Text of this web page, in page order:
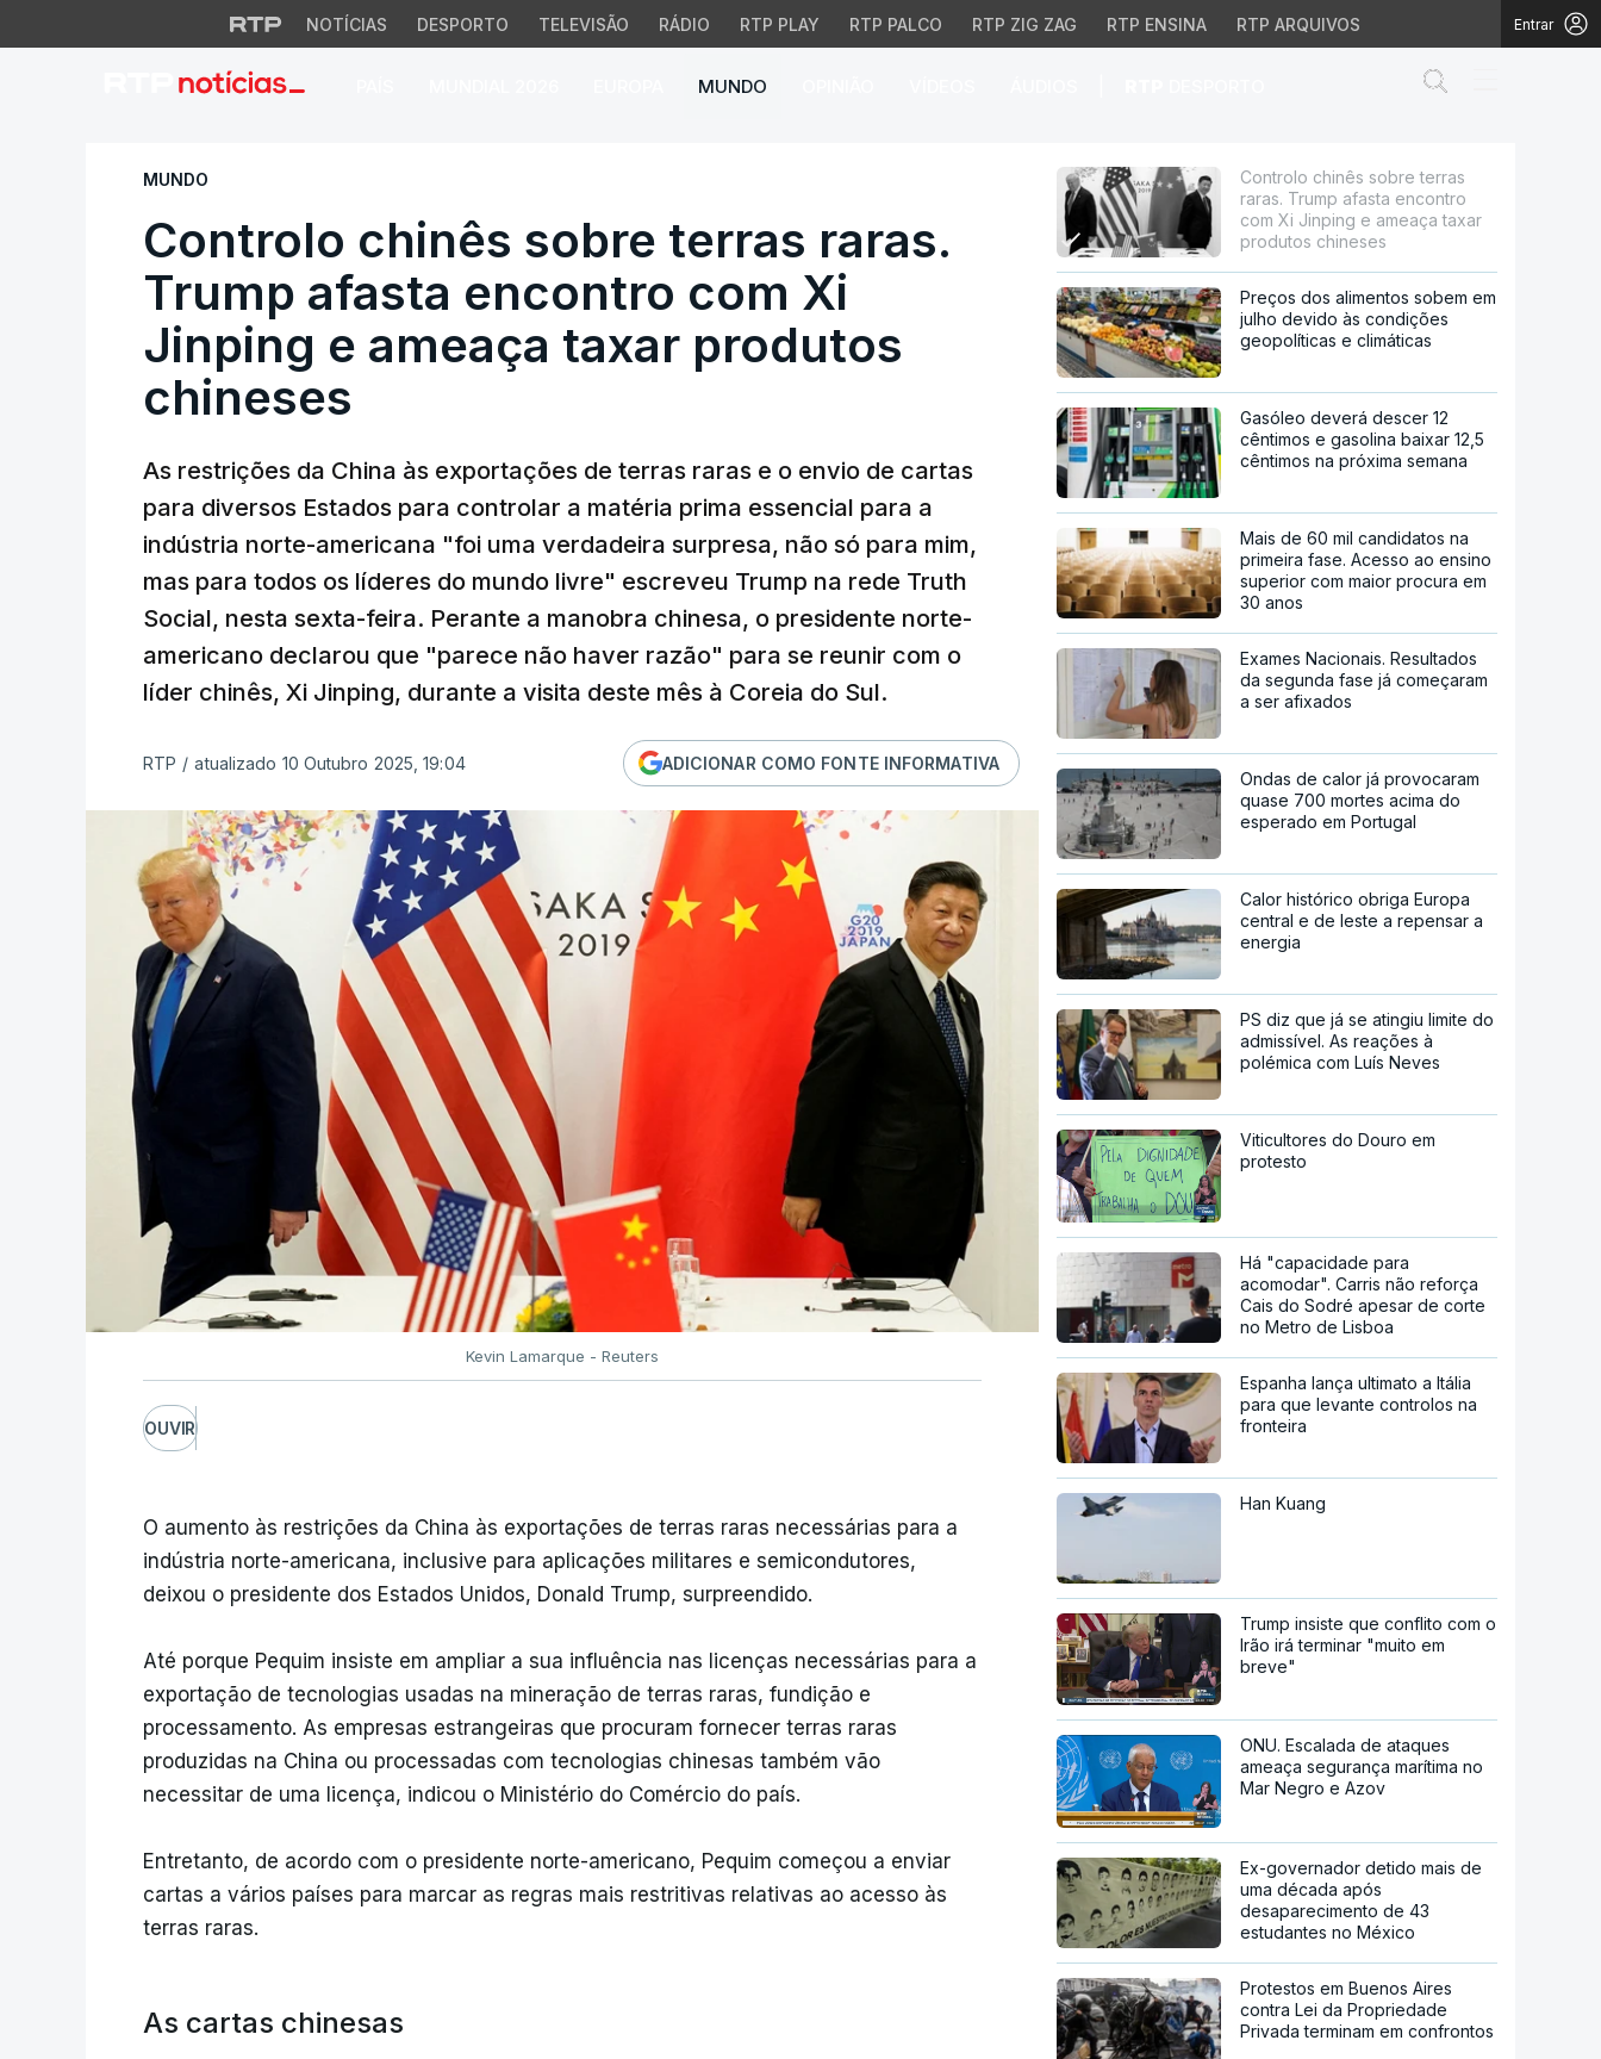
NOTÍCIAS DESPORTO TELEVISÃO RÁDIO RTP PLAY RTP PALCO RTP ZIG ZAG RTP ENSINA RTP ARQUIVOS Entrar
MUNDO
Controlo chinês sobre terras raras. Trump afasta encontro com
MUNDO
Controlo chinês sobre terras raras.
Trump afasta encontro com Xi
Jinping e ameaça taxar produtos
chineses
As restrições da China às exportações de terras raras e o envio de cartas
para diversos Estados para controlar a matéria prima essencial para a
indústria norte-americana "foi uma verdadeira surpresa, não só para mim,
mas para todos os líderes do mundo livre" escreveu Trump na rede Truth
Social, nesta sexta-feira. Perante a manobra chinesa, o presidente norte-
americano declarou que "parece não haver razão" para se reunir com o
líder chinês, Xi Jinping, durante a visita deste mês à Coreia do Sul.
RTP / atualizado 10 Outubro 2025, 19:04 ADICIONAR COMO FONTE INFORMATIVA
Kevin Lamarque - Reuters
OUVIR
O aumento às restrições da China às exportações de terras raras necessárias para a
indústria norte-americana, inclusive para aplicações militares e semicondutores,
deixou o presidente dos Estados Unidos, Donald Trump, surpreendido.
Até porque Pequim insiste em ampliar a sua influência nas licenças necessárias para a
exportação de tecnologias usadas na mineração de terras raras, fundição e
processamento. As empresas estrangeiras que procuram fornecer terras raras
produzidas na China ou processadas com tecnologias chinesas também vão
necessitar de uma licença, indicou o Ministério do Comércio do país.
Entretanto, de acordo com o presidente norte-americano, Pequim começou a enviar
cartas a vários países para marcar as regras mais restritivas relativas ao acesso às
terras raras.
As cartas chinesas
Controlo chinês sobre terras
raras. Trump afasta encontro
com Xi Jinping e ameaça taxar
produtos chineses
Preços dos alimentos sobem em
julho devido às condições
geopolíticas e climáticas
Gasóleo deverá descer 12
cêntimos e gasolina baixar 12,5
cêntimos na próxima semana
Mais de 60 mil candidatos na
primeira fase. Acesso ao ensino
superior com maior procura em
30 anos
Exames Nacionais. Resultados
da segunda fase já começaram
a ser afixados
Ondas de calor já provocaram
quase 700 mortes acima do
esperado em Portugal
Calor histórico obriga Europa
central e de leste a repensar a
energia
PS diz que já se atingiu limite do
admissível. As reações à
polémica com Luís Neves
Viticultores do Douro em
protesto
Há "capacidade para
acomodar". Carris não reforça
Cais do Sodré apesar de corte
no Metro de Lisboa
Espanha lança ultimato a Itália
para que levante controlos na
fronteira
Han Kuang
Trump insiste que conflito com o
Irão irá terminar "muito em
breve"
ONU. Escalada de ataques
ameaça segurança marítima no
Mar Negro e Azov
Ex-governador detido mais de
uma década após
desaparecimento de 43
estudantes no México
Protestos em Buenos Aires
contra Lei da Propriedade
Privada terminam em confrontos